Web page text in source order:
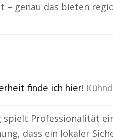
– genau das bieten
finde ich hier!
spielt Professionalität
dass ein lokaler